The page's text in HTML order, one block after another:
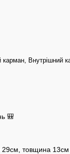
карман, Внутрішний
🎒
товщина 13см